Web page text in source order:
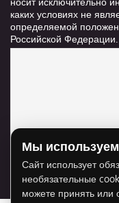
каких условиях не
определяемой
Российской
информации о
Для
использование
Мы
Сайт использует
необязательные
можете принять или